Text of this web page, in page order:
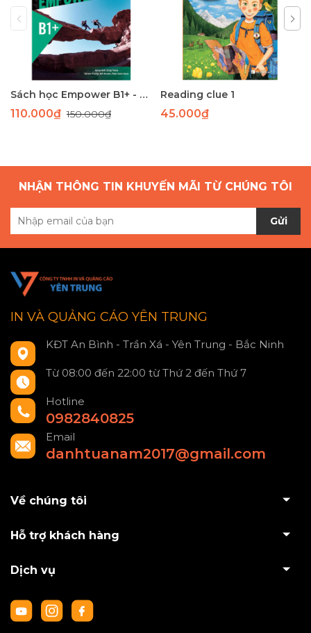
Sách học Empower B1+ - Giáo trình học tiếng Anh giao tiếp trình độ B1+
110.000₫150.000₫
Reading clue 1
45.000₫
NHẬN THÔNG TIN KHUYẾN MÃI TỪ CHÚNG TÔI
Gửi
IN VÀ QUẢNG CÁO YÊN TRUNG
KĐT An Bình - Trần Xá - Yên Trung - Bắc Ninh
Từ 08:00 đến 22:00 từ Thứ 2 đến Thứ 7
Hotline
0982840825
Email
danhtuanam2017@gmail.com
Về chúng tôi
Hỗ trợ khách hàng
Dịch vụ